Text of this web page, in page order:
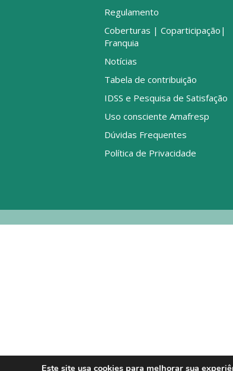
Regulamento
Coberturas | Coparticipação|
Franquia
Notícias
Tabela de contribuição
IDSS e Pesquisa de Satisfação
Uso consciente Amafresp
Dúvidas Frequentes
Política de Privacidade
Este site usa cookies para melhorar sua